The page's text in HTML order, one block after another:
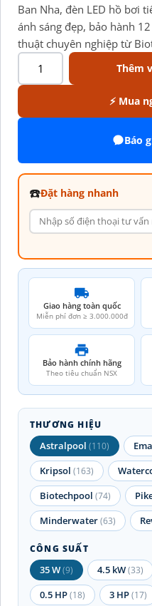
Ban Nha, đèn LED hồ bơi
ánh sáng đẹp, bảo hành
thuật chuyên nghiệp từ
Thêm
⚡ Mua
Báo
☎️Đặt hàng nhanh
Giao hàng toàn quốc
Miễn phí đơn ≥ 3.000.000đ
Bảo hành chính hãng
Theo tiêu chuẩn NSX
THƯƠNG HIỆU
Astralpool (110)
Kripsol (163)
Biotechpool (74)
Minderwater(63)
CÔNG SUẤT
35 W(9) 4.5 kW(33)
0.5 HP(18) 3 HP(17)